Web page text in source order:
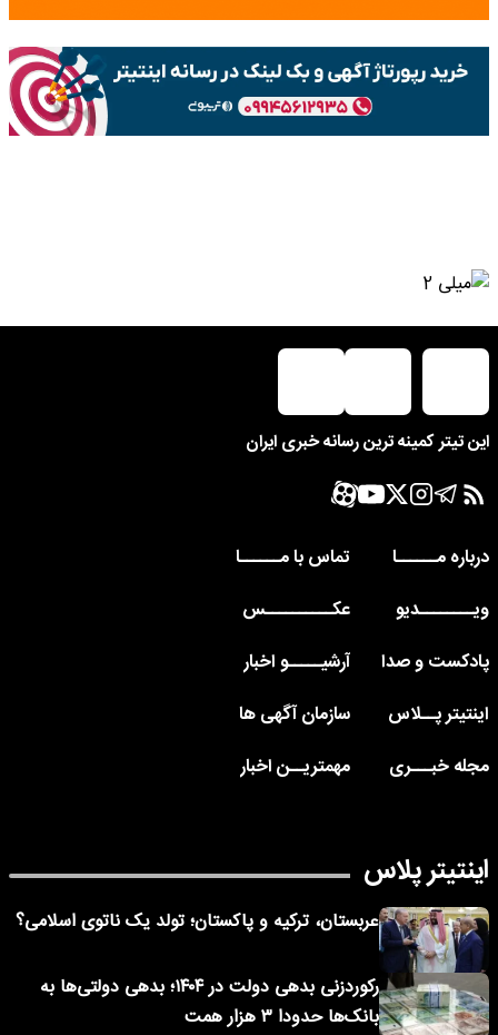
این تیتر کمینه ترین رسانه خبری ایران
درباره مــــــا
تماس با مــــــا
ویــــــــدیو
عکــــــــــس
پادکست و صدا
آرشیـــــو اخبار
اینتیتر پــلاس
سازمان آگهی ها
مجله خبـــری
مهمتریــن اخبار
اینتیتر پلاس
عربستان، ترکیه و پاکستان؛ تولد یک ناتوی اسلامی؟
رکوردزنی بدهی دولت در ۱۴۰۴؛ بدهی دولتی‌ها به
بانک‌ها حدودا ۳ هزار همت